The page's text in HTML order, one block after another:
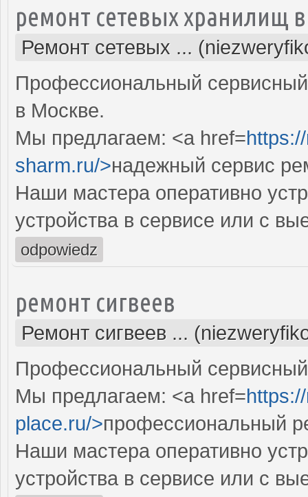
ремонт сетевых хранилищ
Ремонт сетевых ...
Профессиональный
в Москве.
Мы предлагаем: <a href=
sharm.ru/>надежный сервис
Наши мастера оперативно
устройства в сервисе или с
odpowiedz
ремонт сигвеев
Ремонт сигвеев ...
Профессиональный
Мы предлагаем: <a href=
place.ru/>профессиональный
Наши мастера оперативно
устройства в сервисе или с